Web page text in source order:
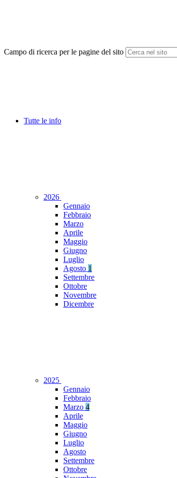
Campo di ricerca per le pagine del sito
Tutte le info
2026
Gennaio
Febbraio
Marzo
Aprile
Maggio
Giugno
Luglio
Agosto 1
Settembre
Ottobre
Novembre
Dicembre
2025
Gennaio
Febbraio
Marzo 4
Aprile
Maggio
Giugno
Luglio
Agosto
Settembre
Ottobre